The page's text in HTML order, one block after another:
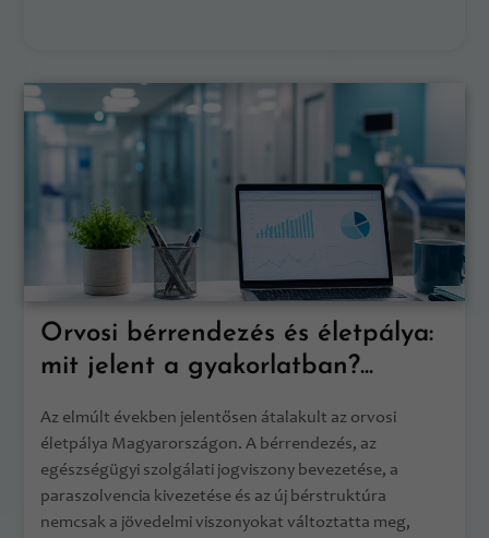
Orvosi bérrendezés és életpálya:
mit jelent a gyakorlatban?...
Az elmúlt években jelentősen átalakult az orvosi
életpálya Magyarországon. A bérrendezés, az
egészségügyi szolgálati jogviszony bevezetése, a
paraszolvencia kivezetése és az új bérstruktúra
nemcsak a jövedelmi viszonyokat változtatta meg,